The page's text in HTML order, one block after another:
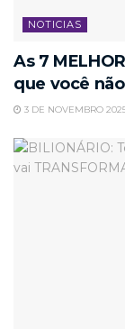
NOTICIAS
As 7
que você
3 DE NOVEMBRO